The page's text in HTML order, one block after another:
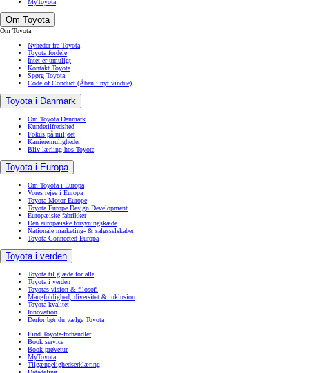
Om Toyota
Om Toyota
Nyheder fra Toyota
Toyota fordele
Intet er umuligt
Kontakt Toyota
Spørg Toyota
Code of Conduct (Åben i nyt vindue)
Toyota i Danmark
Om Toyota Danmark
Kundetilfredshed
Fokus på miljøet
Karrieremuligheder
Bliv lærling hos Toyota
Toyota i Europa
Om Toyota i Europa
Vores rejse i Europa
Toyota Motor Europe
Toyota Europe Design Development
Europæiske fabrikker
Den europæiske forsyningskæde
Nationale marketing- & salgsselskaber
Toyota Connected Europa
Toyota i verden
Toyota til glæde for alle
Toyota i verden
Toyotas vision & filosofi
Mangfoldighed, diversitet & inklusion
Toyota kvalitet
Innovation
Derfor bør du vælge Toyota
Find Toyota-forhandler
Book service
Book prøvetur
MyToyota
Tilgængelighedserklæring